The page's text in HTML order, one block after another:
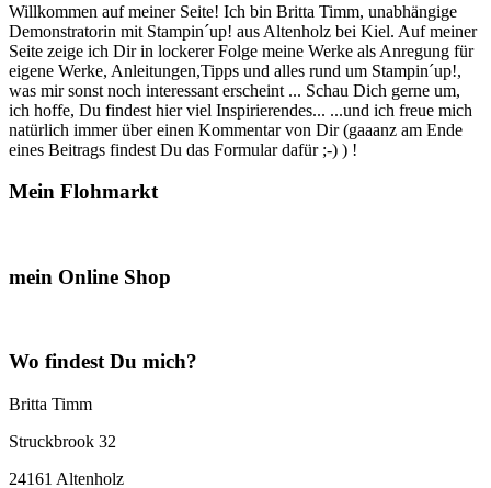
Willkommen auf meiner Seite! Ich bin Britta Timm, unabhängige
Demonstratorin mit Stampin´up! aus Altenholz bei Kiel. Auf meiner
Seite zeige ich Dir in lockerer Folge meine Werke als Anregung für
eigene Werke, Anleitungen,Tipps und alles rund um Stampin´up!,
was mir sonst noch interessant erscheint ... Schau Dich gerne um,
ich hoffe, Du findest hier viel Inspirierendes... ...und ich freue mich
natürlich immer über einen Kommentar von Dir (gaaanz am Ende
eines Beitrags findest Du das Formular dafür ;-) ) !
Mein Flohmarkt
mein Online Shop
Wo findest Du mich?
Britta Timm
Struckbrook 32
24161 Altenholz